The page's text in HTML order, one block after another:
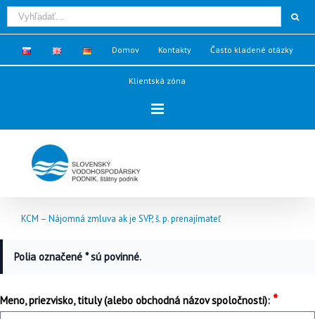
Domov Kontakty Často kladené otázky
Klientská zóna
KCM – Nájomná zmluva ak je SVP, š. p. prenajímateľ
Polia označené * sú povinné.
Meno, priezvisko, tituly (alebo obchodná názov spoločnosti): *